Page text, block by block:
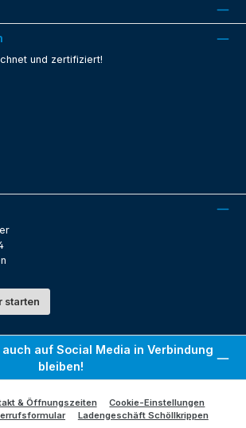
und zertifiziert!
starten
auf Social Media in Verbindung
bleiben!
& Öffnungszeiten
Cookie-Einstellungen
Ladengeschäft Schöllkrippen